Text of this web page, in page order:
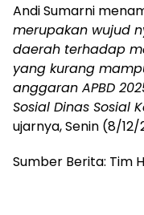
Andi Sumarni
merupakan wujud
daerah terhadap
yang kurang
anggaran APBD
Sosial Dinas Sosial
ujarnya, Senin (8/12/
Sumber Berita: Tim